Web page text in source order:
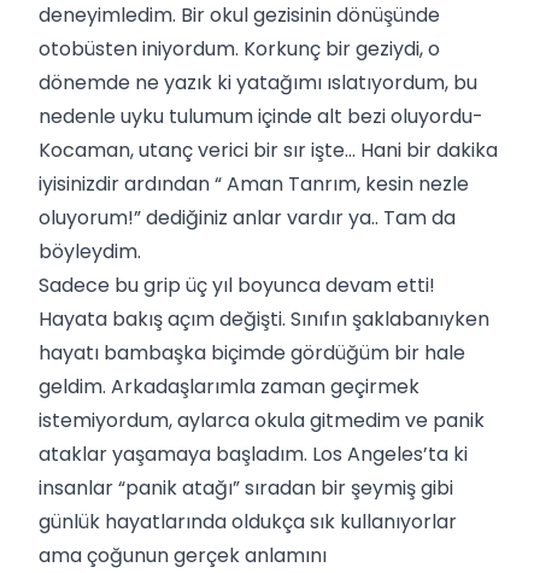
deneyimledim. Bir okul gezisinin dönüşünde
otobüsten iniyordum. Korkunç bir geziydi, o
dönemde ne yazık ki yatağımı ıslatıyordum, bu
nedenle uyku tulumum içinde alt bezi oluyordu-
Kocaman, utanç verici bir sır işte… Hani bir dakika
iyisinizdir ardından “ Aman Tanrım, kesin nezle
oluyorum!” dediğiniz anlar vardır ya.. Tam da
böyleydim.
Sadece bu grip üç yıl boyunca devam etti!
Hayata bakış açım değişti. Sınıfın şaklabanıyken
hayatı bambaşka biçimde gördüğüm bir hale
geldim. Arkadaşlarımla zaman geçirmek
istemiyordum, aylarca okula gitmedim ve panik
ataklar yaşamaya başladım. Los Angeles’ta ki
insanlar “panik atağı” sıradan bir şeymiş gibi
günlük hayatlarında oldukça sık kullanıyorlar
ama çoğunun gerçek anlamını